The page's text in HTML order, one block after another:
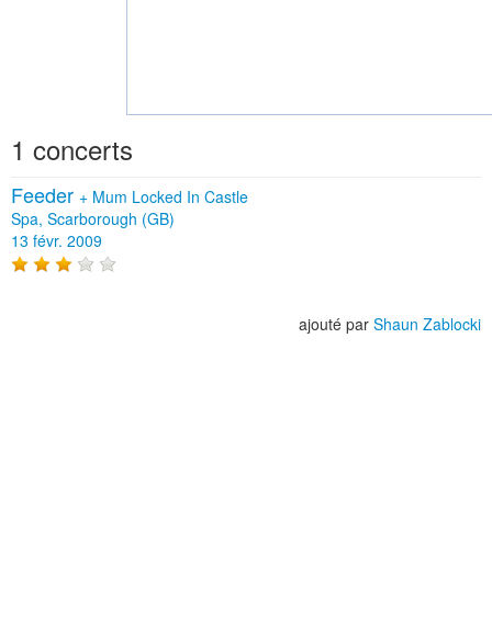
1 concerts
Feeder + Mum Locked In Castle
Spa, Scarborough (GB)
13 févr. 2009
ajouté par Shaun Zablocki